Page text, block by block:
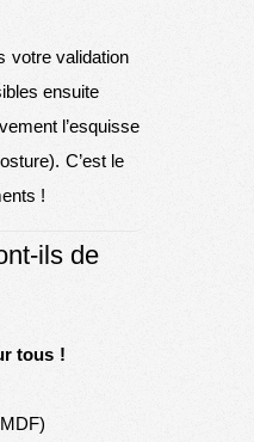
votre validation
ensuite
l’esquisse
C’est le
!
ils de
tous !